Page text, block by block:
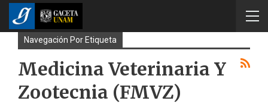
Navegación Por Etiqueta
Medicina Veterinaria Y
Zootecnia (FMVZ)